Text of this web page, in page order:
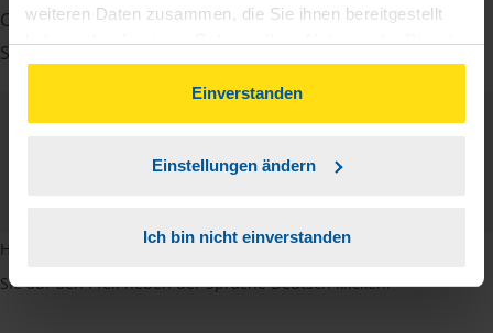
weiteren Daten zusammen, die Sie ihnen bereitgestellt
haben oder die sie im Rahmen Ihrer Nutzung der Dienste
gesammelt haben. Indem Sie auf Einverstanden klicken,
können Sie der Verwendung von Cookies, gemäß
unserer➔ Datenschutzrichtliniezustimmen.
Einverstanden
Einstellungen ändern
Ich bin nicht einverstanden
Checkliste für Arbeitnehmer, Beamte, Auszubildende und
Studenten sowie Rentner zur Verfügung.
Hinweis: Übersetzungen in mehreren Sprachen finden Sie, wenn
Sie auf den Pfeil neben der Sprache Deutsch klicken.